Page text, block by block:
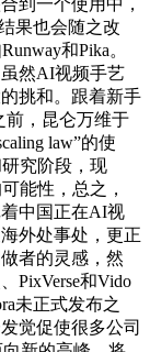
到一个使用中，
果也会随之改
和Pika。
然AI视频手艺
挑和。跟着新手
前，昆仑万维于
law”的使
究阶段，现
能性，总之，
中国正在AI视
外处事处，更正
者的灵感，然
PixVerse和Vido
未正式发布之
觉促使很多公司